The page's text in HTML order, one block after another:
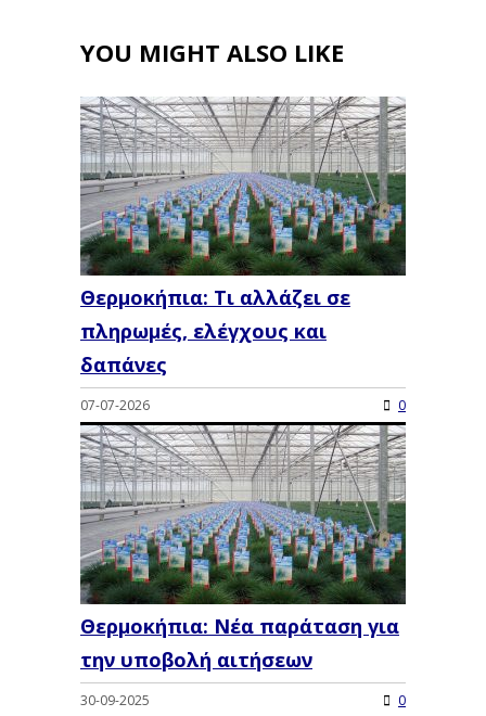
YOU MIGHT ALSO LIKE
Θερμοκήπια: Τι αλλάζει σε
πληρωμές, ελέγχους και
δαπάνες
07-07-2026 0
Θερμοκήπια: Νέα παράταση για
την υποβολή αιτήσεων
30-09-2025 0